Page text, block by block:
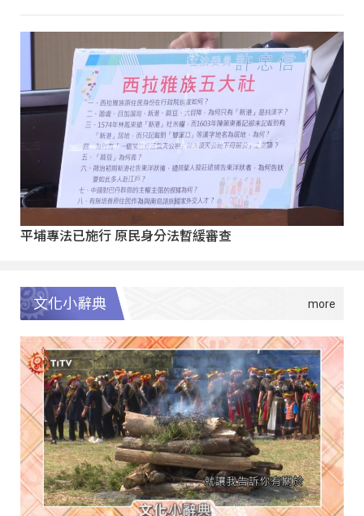
平埔專法已施行 原民身分法暫緩審查
文化小辭典